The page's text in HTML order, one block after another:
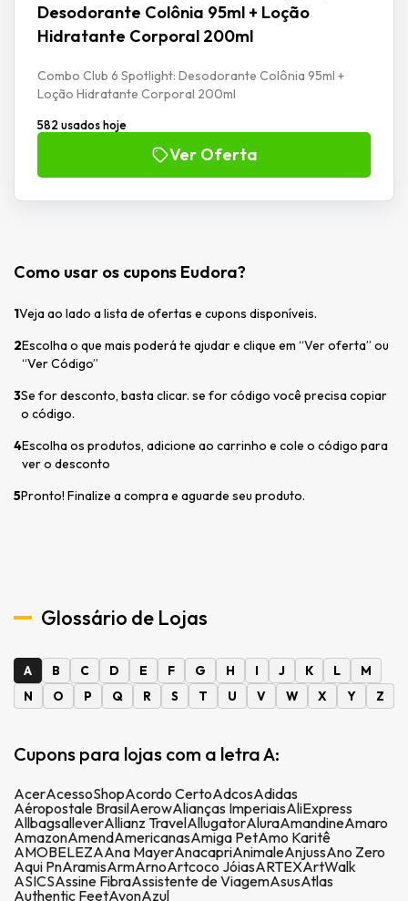
Desodorante Colônia 95ml + Loção
Hidratante Corporal 200ml
Combo Club 6 Spotlight: Desodorante Colônia 95ml +
Loção Hidratante Corporal 200ml
582 usados hoje
Ver Oferta
Como usar os cupons Eudora?
1Veja ao lado a lista de ofertas e cupons disponíveis.
2Escolha o que mais poderá te ajudar e clique em “Ver oferta” ou
“Ver Código”
3Se for desconto, basta clicar. se for código você precisa copiar
o código.
4Escolha os produtos, adicione ao carrinho e cole o código para
ver o desconto
5Pronto! Finalize a compra e aguarde seu produto.
Glossário de Lojas
A B C D E F G H I J K L
M
N
O P Q R S T U V W X Y Z
Cupons para lojas com a letra A:
AcerAcessoShopAcordo CertoAdcosAdidas
Aéropostale BrasilAerowAlianças ImperiaisAliExpress
AllbagsalleverAllianz TravelAllugatorAluraAmandineAmaro
AmazonAmendAmericanasAmiga PetAmo Karitê
AMOBELEZAAna MayerAnacapriAnimaleAnjussAno Zero
Aqui PnAramisArmArnoArtcoco JóiasARTEXArtWalk
ASICSAssine FibraAssistente de ViagemAsusAtlas
Authentic FeetAvonAzul